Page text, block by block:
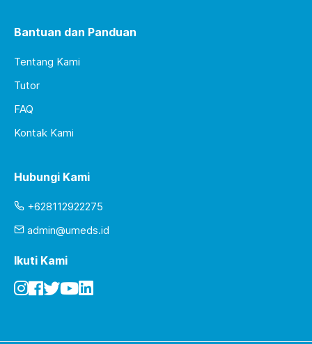
Bantuan dan Panduan
Tentang Kami
Tutor
FAQ
Kontak Kami
Hubungi Kami
+628112922275
admin@umeds.id
Ikuti Kami